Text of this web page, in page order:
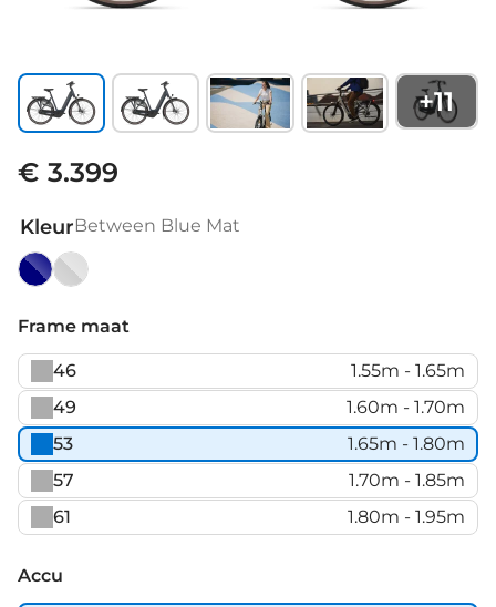
+11
€ 3.399
KleurBetween Blue Mat
Blue
Mat
Olive
Frame maat
46
1.55m - 1.65m
49
1.60m - 1.70m
53
1.65m - 1.80m
57
1.70m - 1.85m
61
1.80m - 1.95m
Accu